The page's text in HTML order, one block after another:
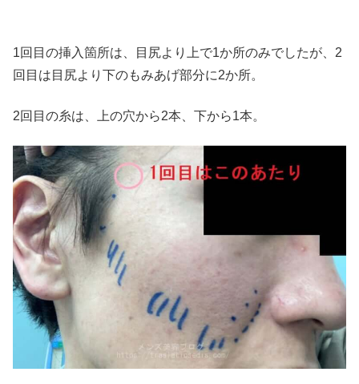
1回目の挿入箇所は、目尻より上で1か所のみでしたが、2
回目は目尻より下のもみあげ部分に2か所。
2回目の糸は、上の穴から2本、下から1本。